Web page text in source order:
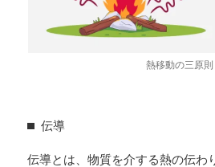
熱移動の三原則
伝導
伝導とは、物質を介する熱の伝わ